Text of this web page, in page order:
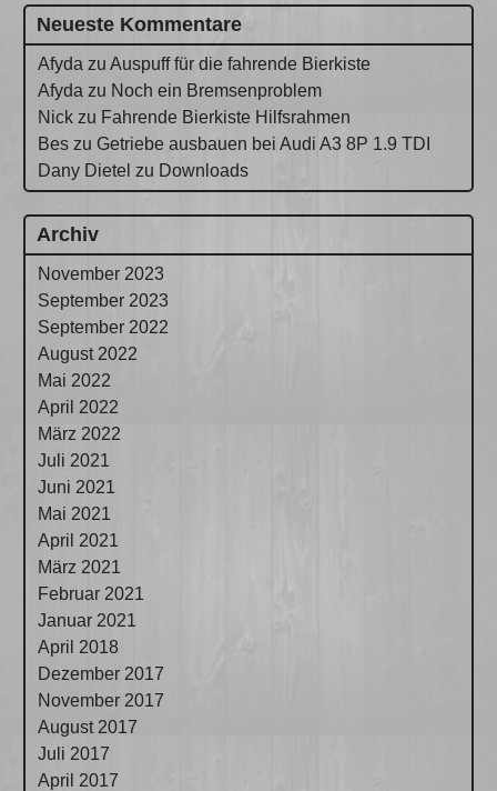
Neueste Kommentare
Afyda zuAuspuff für die fahrende Bierkiste
Afyda zu Noch ein Bremsenproblem
Nick zu Fahrende Bierkiste Hilfsrahmen
Bes zuGetriebe ausbauen bei Audi A3 8P 1.9 TDI
Dany Dietel zu Downloads
Archiv
November 2023
September 2023
September 2022
August 2022
Mai 2022
April 2022
März 2022
Juli 2021
Juni 2021
Mai 2021
April 2021
März 2021
Februar 2021
Januar 2021
April 2018
Dezember 2017
November 2017
August 2017
Juli 2017
April 2017